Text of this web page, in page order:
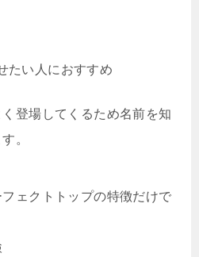
たい人におすすめ
登場してくるため名前を知
。
ェクトトップの特徴だけで